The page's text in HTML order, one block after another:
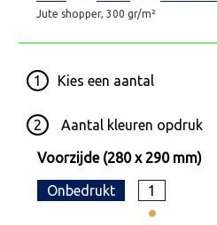
Jute shopper, 300 gr/m²
1 Kies een aantal
2 Aantal kleuren opdruk
Voorzijde (280 x 290 mm)
Onbedrukt 1